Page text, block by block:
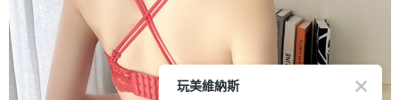
玩美維納斯